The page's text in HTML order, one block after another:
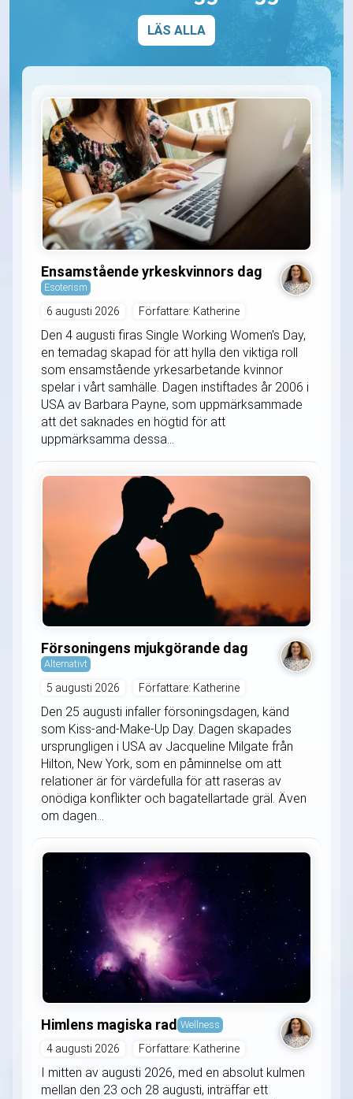
LÄS ALLA
Ensamstående yrkeskvinnors dag
Esoterism
6 augusti 2026 Författare: Katherine
Den 4 augusti firas Single Working Women's Day,
en temadag skapad för att hylla den viktiga roll
som ensamstående yrkesarbetande kvinnor
spelar i vårt samhälle. Dagen instiftades år 2006 i
USA av Barbara Payne, som uppmärksammade
att det saknades en högtid för att
uppmärksamma dessa...
Försoningens mjukgörande dag
Alternativt
5 augusti 2026 Författare: Katherine
Den 25 augusti infaller försoningsdagen, känd
som Kiss-and-Make-Up Day. Dagen skapades
ursprungligen i USA av Jacqueline Milgate från
Hilton, New York, som en påminnelse om att
relationer är för värdefulla för att raseras av
onödiga konflikter och bagatellartade gräl. Även
om dagen...
Himlens magiska rad Wellness
4 augusti 2026 Författare: Katherine
I mitten av augusti 2026, med en absolut kulmen
mellan den 23 och 28 augusti, inträffar ett